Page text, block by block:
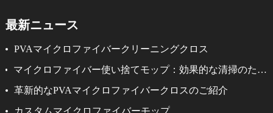
最新ニュース
PVAマイクロファイバークリーニングクロス
マイクロファイバー使い捨てモップ：効果的な清掃のため
のシンプルなソリューション
革新的なPVAマイクロファイバークロスのご紹介
カスタムマイクロファイバーモップ